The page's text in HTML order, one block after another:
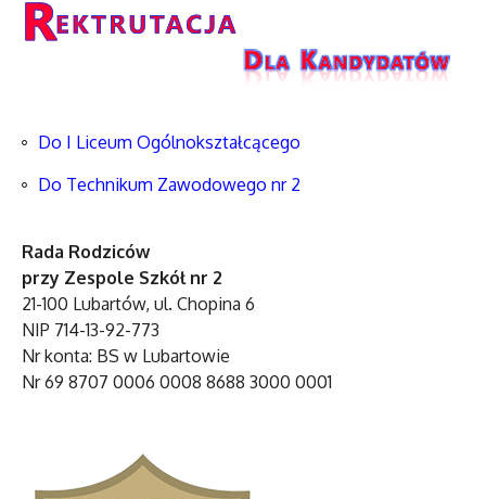
Do I Liceum Ogólnokształcącego
Do Technikum Zawodowego nr 2
Rada Rodziców
przy Zespole Szkół nr 2
21-100 Lubartów, ul. Chopina 6
NIP 714-13-92-773
Nr konta: BS w Lubartowie
Nr 69 8707 0006 0008 8688 3000 0001